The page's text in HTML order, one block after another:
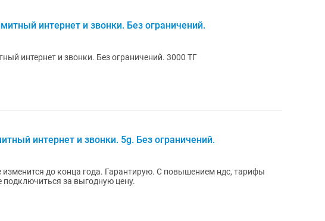
интернет и звонки. Без ограничений.
интернет и звонки. Без ограничений. 3000 ТГ
интернет и звонки. 5g. Без ограничений.
изменится до конца года. Гарантирую. С повышением ндс, тарифы
подключиться за выгодную цену.